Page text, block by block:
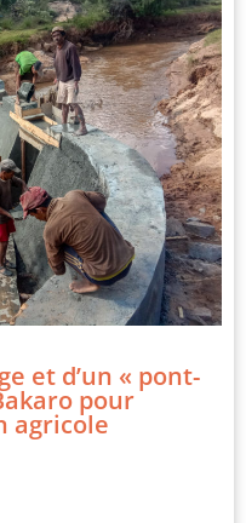
et d’un « pont-
pour
agricole